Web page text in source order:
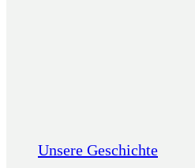
Unsere Geschichte